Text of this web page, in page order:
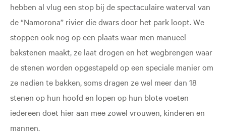
hebben al vlug een stop bij de spectaculaire waterval van
de “Namorona” rivier die dwars door het park loopt. We
stoppen ook nog op een plaats waar men manueel
bakstenen maakt, ze laat drogen en het wegbrengen waar
de stenen worden opgestapeld op een speciale manier om
ze nadien te bakken, soms dragen ze wel meer dan 18
stenen op hun hoofd en lopen op hun blote voeten
iedereen doet hier aan mee zowel vrouwen, kinderen en
mannen.